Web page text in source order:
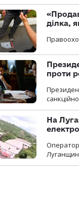
ділка,
проти
На